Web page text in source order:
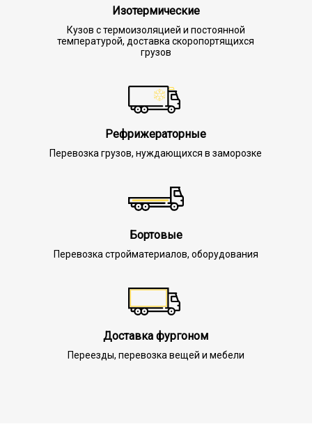
Изотермические
Кузов с термоизоляцией и постоянной
температурой, доставка скоропортящихся
грузов
Рефрижераторные
Перевозка грузов, нуждающихся в заморозке
Бортовые
Перевозка стройматериалов, оборудования
Доставка фургоном
Переезды, перевозка вещей и мебели